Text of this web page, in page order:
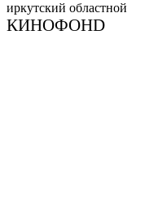
иркутский областной
КИНОФОНD